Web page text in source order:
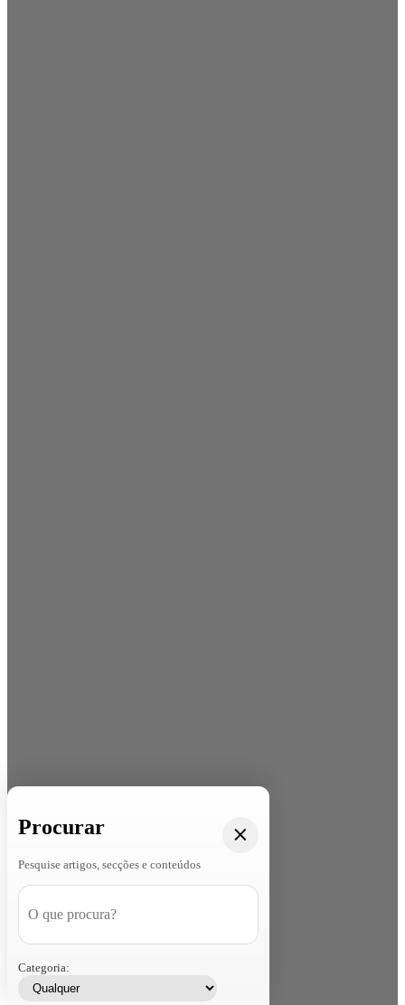
Procurar
Pesquise artigos, secções e conteúdos
Categoria: